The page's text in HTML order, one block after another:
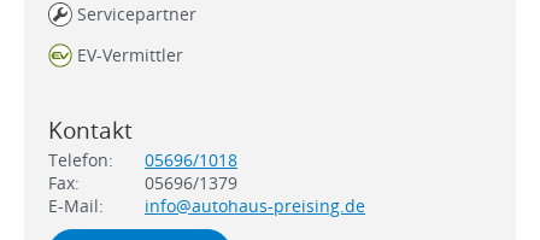
Servicepartner
EV-Vermittler
Kontakt
Telefon:
05696/1018
Fax:
05696/1379
E-Mail:
info@autohaus-preising.de